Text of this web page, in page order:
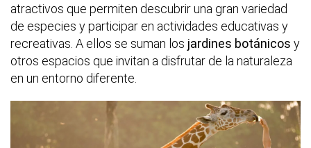
atractivos que permiten descubrir una gran variedad
de especies y participar en actividades educativas y
recreativas. A ellos se suman los jardines botánicos y
otros espacios que invitan a disfrutar de la naturaleza
en un entorno diferente.